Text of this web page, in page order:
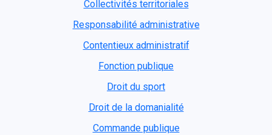
Collectivités territoriales
Responsabilité administrative
Contentieux administratif
Fonction publique
Droit du sport
Droit de la domanialité
Commande publique